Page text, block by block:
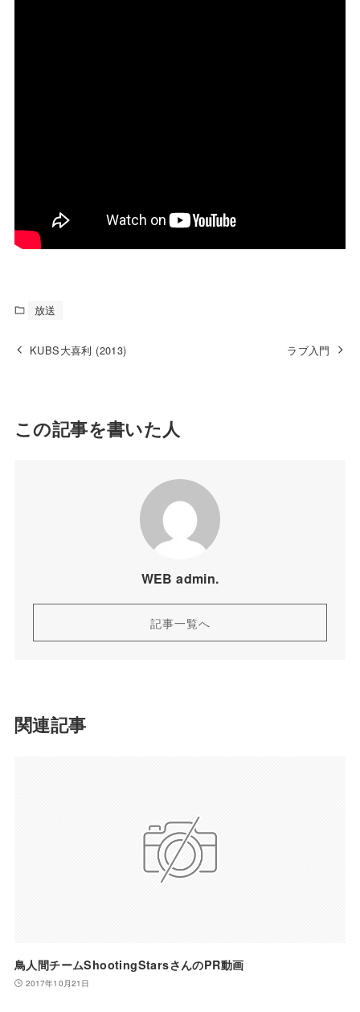
放送
KUBS大喜利 (2013) ラブ入門
この記事を書いた人
WEB admin.
記事一覧へ
関連記事
鳥人間チームShootingStarsさんのPR動画
2017年10月21日